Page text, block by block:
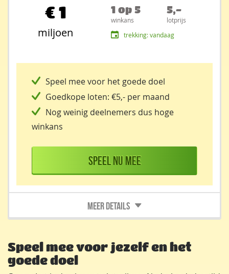
€1
miljoen
1 op 5
winkans
5,-
lotprijs
trekking: vandaag
Speel mee voor het goede doel
Goedkope loten: €5,- per maand
Nog weinig deelnemers dus hoge
winkans
Speel nu mee
Speel mee voor jezelf en het
goede doel